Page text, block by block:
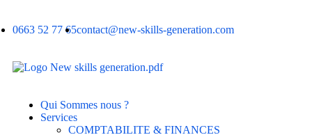
0663 52 77 65contact@new-skills-generation.com
Qui Sommes nous ?
Services
COMPTABILITE & FINANCES